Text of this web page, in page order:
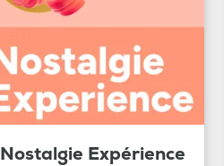
Nostalgie Expérience